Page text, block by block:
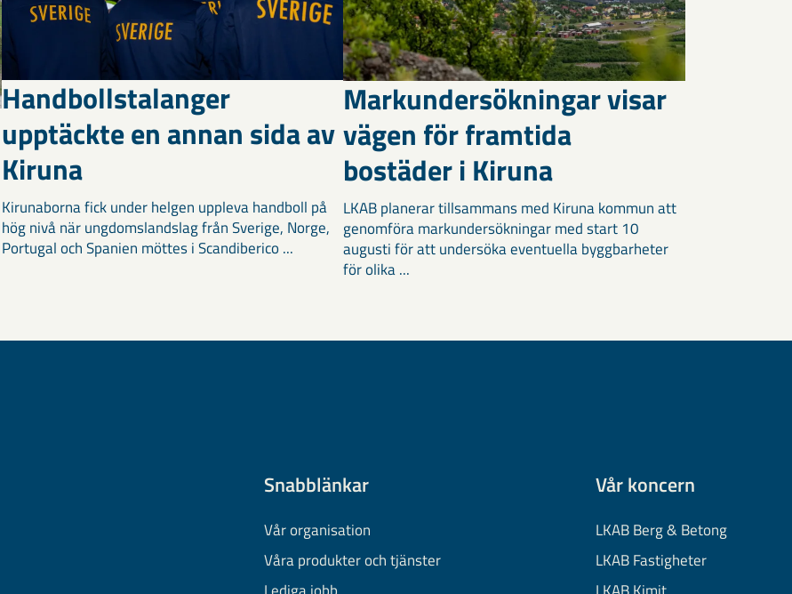
Handbollstalanger
upptäckte en annan sida av
Kiruna
Kirunaborna fick under helgen uppleva handboll på
hög nivå när ungdomslandslag från Sverige, Norge,
Portugal och Spanien möttes i Scandiberico ...
Markundersökningar visar
vägen för framtida
bostäder i Kiruna
LKAB planerar tillsammans med Kiruna kommun att
genomföra markundersökningar med start 10
augusti för att undersöka eventuella byggbarheter
för olika ...
Snabblänkar
Vår organisation
Våra produkter och tjänster
Vår koncern
LKAB Berg & Betong
LKAB Fastigheter